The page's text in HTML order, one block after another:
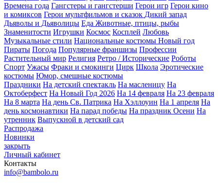
Времена года Гангстеры и гангстерши Герои игр Герои кино
и комиксов Герои мультфильмов и сказок Дикий запад
Дьяволы и Дьяволицы Еда Животные, птицы, рыбы
Знаменитости Игрушки Космос Косплей Любовь
Музыкальные стили Национальные костюмы Новый год
Пираты Погода Популярные франшизы Профессии
Растительный мир Религия Ретро / Исторические Роботы
Спорт Ужасы Фраки и смокинги Цирк Школа Эротические
костюмы Юмор, смешные костюмы
Праздники На детский спектакль На масленицу На
Октоберфест На Новый Год 2026 На 14 февраля На 23 февраля
На 8 марта На день Св. Патрика На Хэллоуин На 1 апреля На
день космонавтики На парад победы На праздник Осени На
утренник Выпускной в детский сад
Распродажа
Новинки
закрыть
Личный кабинет
Контакты
info@bambolo.ru